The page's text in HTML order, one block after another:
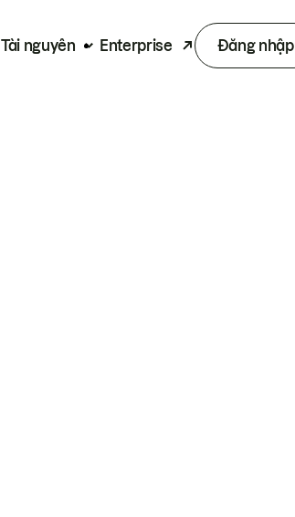
Tài nguyên Enterprise Đăng nhập